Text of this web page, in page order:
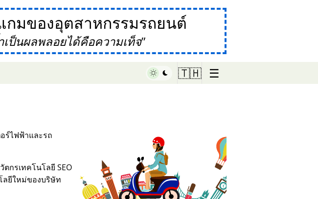
มของอุตสาหกรรมรถยนต์
เป็นผลพลอยได้คือความเท็จ
🇹🇭 ☰
ร์ไฟฟ้าและรถ
กรเทคโนโลยี SEO
ลยีใหม่ของบริษัท